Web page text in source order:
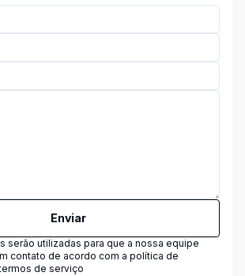
Enviar
serão utilizadas para que a nossa equipe
contato de acordo com a política de
de serviço